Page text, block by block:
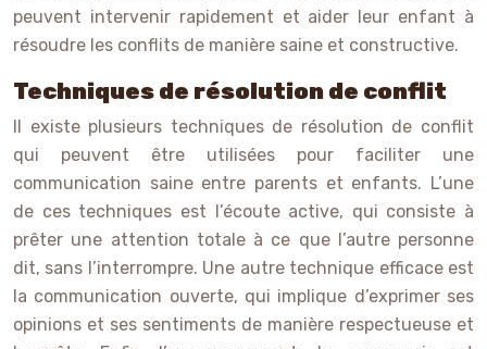
peuvent intervenir rapidement et aider leur enfant à
résoudre les conflits de manière saine et constructive.
Techniques de résolution de conflit
Il existe plusieurs techniques de résolution de conflit
qui peuvent être utilisées pour faciliter une
communication saine entre parents et enfants. L’une
de ces techniques est l’écoute active, qui consiste à
prêter une attention totale à ce que l’autre personne
dit, sans l’interrompre. Une autre technique efficace est
la communication ouverte, qui implique d’exprimer ses
opinions et ses sentiments de manière respectueuse et